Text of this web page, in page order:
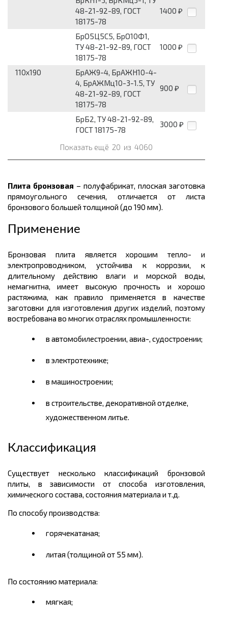
48-21-92-89, ГОСТ
18175-78
1400 ₽
БрО5Ц5С5, БрО10Ф1,
ТУ 48-21-92-89, ГОСТ
18175-78
1000 ₽
110x190
БрАЖ9-4, БрАЖН10-4-
4, БрАЖМц10-3-1.5, ТУ
48-21-92-89, ГОСТ
18175-78
900 ₽
БрБ2, ТУ 48-21-92-89,
ГОСТ 18175-78
3000 ₽
Показать ещё 20 из 4060
Плита бронзовая – полуфабрикат, плоская заготовка
прямоугольного сечения, отличается от листа
бронзового большей толщиной (до 190 мм).
Применение
Бронзовая плита является хорошим тепло- и
электропроводником, устойчива к коррозии, к
длительному действию влаги и морской воды,
немагнитна, имеет высокую прочность и хорошо
растяжима, как правило применяется в качестве
заготовки для изготовления других изделий, поэтому
востребована во многих отраслях промышленности:
в автомобилестроении, авиа-, судостроении;
в электротехнике;
в машиностроении;
в строительстве, декоративной отделке,
художественном литье.
Классификация
Существует несколько классификаций бронзовой
плиты, в зависимости от способа изготовления,
химического состава, состояния материала и т.д.
По способу производства:
горячекатаная;
литая (толщиной от 55 мм).
По состоянию материала:
мягкая;